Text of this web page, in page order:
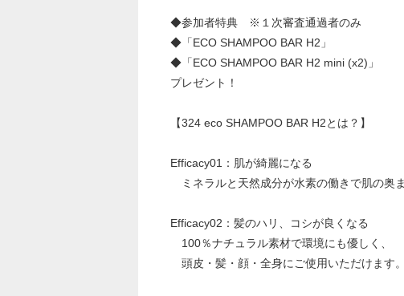
◆参加者特典 ※１次審査通過者のみ
◆「ECO SHAMPOO BAR H2」
◆「ECO SHAMPOO BAR H2 mini (x2)」
プレゼント！
【324 eco SHAMPOO BAR H2とは？】
Efficacy01：肌が綺麗になる
ミネラルと天然成分が水素の働きで肌の奥
Efficacy02：髪のハリ、コシが良くなる
100％ナチュラル素材で環境にも優しく、
頭皮・髪・顔・全身にご使用いただけます。